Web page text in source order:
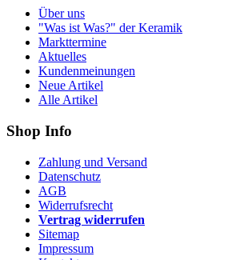
Über uns
"Was ist Was?" der Keramik
Markttermine
Aktuelles
Kundenmeinungen
Neue Artikel
Alle Artikel
Shop Info
Zahlung und Versand
Datenschutz
AGB
Widerrufsrecht
Vertrag widerrufen
Sitemap
Impressum